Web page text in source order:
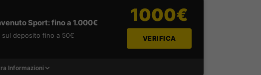
Sport: fino a 1.000€
sul deposito fino a 50€
1000€
VERIFICA
Informazioni